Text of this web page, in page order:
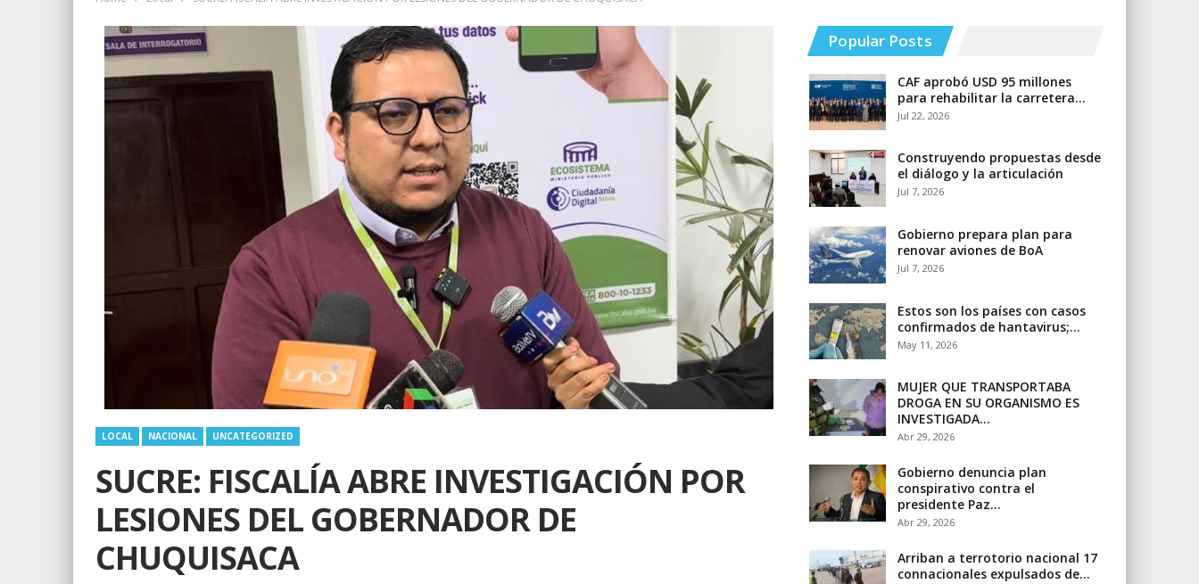
LOCAL NACIONAL UNCATEGORIZED
SUCRE: FISCALÍA ABRE INVESTIGACIÓN POR
LESIONES DEL GOBERNADOR DE
CHUQUISACA
Popular Posts
CAF aprobó USD 95 millones
para rehabilitar la carretera…
Jul 22, 2026
Construyendo propuestas desde
el diálogo y la articulación
Jul 7, 2026
Gobierno prepara plan para
renovar aviones de BoA
Jul 7, 2026
Estos son los países con casos
confirmados de hantavirus;…
May 11, 2026
MUJER QUE TRANSPORTABA
DROGA EN SU ORGANISMO ES
INVESTIGADA…
Abr 29, 2026
Gobierno denuncia plan
conspirativo contra el
presidente Paz…
Abr 29, 2026
Arriban a terrotorio nacional 17
connacionales expulsados de…